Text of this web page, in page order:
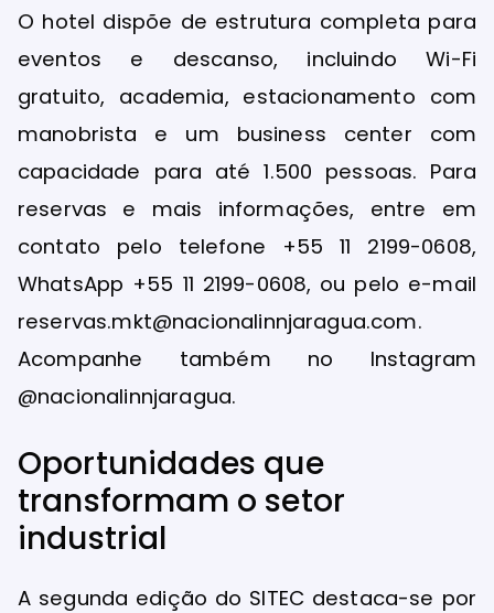
O hotel dispõe de estrutura completa para
eventos e descanso, incluindo Wi-Fi
gratuito, academia, estacionamento com
manobrista e um business center com
capacidade para até 1.500 pessoas. Para
reservas e mais informações, entre em
contato pelo telefone +55 11 2199-0608,
WhatsApp +55 11 2199-0608, ou pelo e-mail
reservas.mkt@nacionalinnjaragua.com.
Acompanhe também no Instagram
@nacionalinnjaragua.
Oportunidades que
transformam o setor
industrial
A segunda edição do SITEC destaca-se por